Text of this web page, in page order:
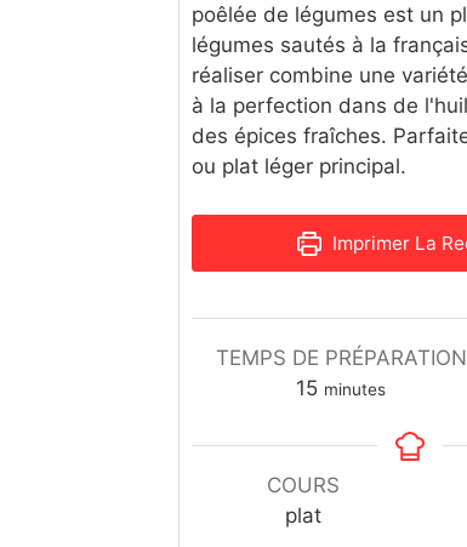
poêlée de légumes est un
légumes sautés à la
réaliser combine une
à la perfection dans de
des épices fraîches.
ou plat léger principal.
Imprimer La
TEMPS DE PRÉPARATION
15 minutes
COURS
plat